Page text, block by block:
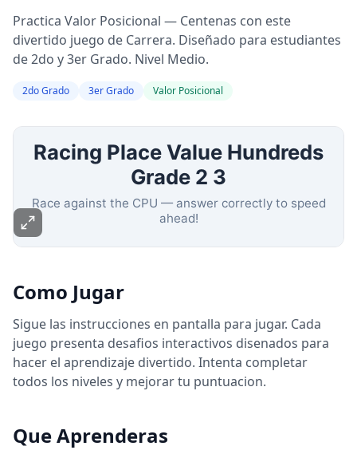
Practica Valor Posicional — Centenas con este
divertido juego de Carrera. Diseñado para estudiantes
de 2do y 3er Grado. Nivel Medio.
2do Grado 3er Grado Valor Posicional
Como Jugar
Sigue las instrucciones en pantalla para jugar. Cada
juego presenta desafios interactivos disenados para
hacer el aprendizaje divertido. Intenta completar
todos los niveles y mejorar tu puntuacion.
Que Aprenderas